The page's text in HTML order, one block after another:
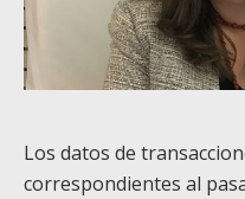
Los datos de
correspondientes al